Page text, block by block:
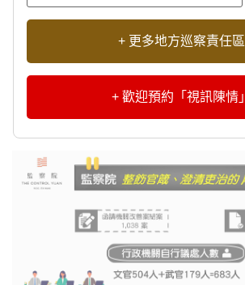
+ 更多地方巡察責任區
+ 歡迎預約「視訊陳情」